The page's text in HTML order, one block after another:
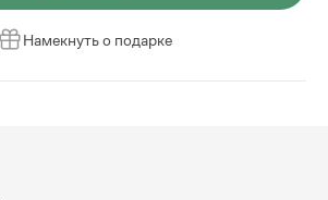
Намекнуть о подарке